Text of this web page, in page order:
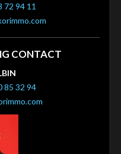
72 94 11
CONTACT
85 32 94